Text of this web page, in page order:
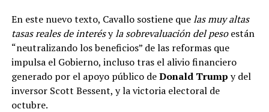
En este nuevo texto, Cavallo sostiene quelas muy altas
tasas reales de interésyla sobrevaluación del pesoestán
“neutralizando los beneficios” de las reformas que
impulsa el Gobierno, incluso tras el alivio financiero
generado por el apoyo público deDonald Trump y del
inversor Scott Bessent, y la victoria electoral de
octubre.